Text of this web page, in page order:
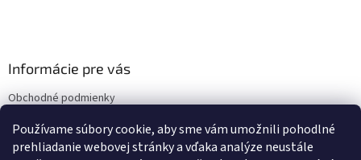
Používame súbory cookie, aby sme vám umožnili pohodlné
prehliadanie webovej stránky a vďaka analýze neustále
Informácie pre vás
Obchodné podmienky
Ako vrátiť tovar